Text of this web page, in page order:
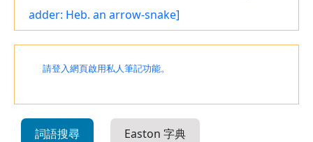
adder: Heb. an arrow-snake]
請登入網頁啟用私人筆記功能。
詞語搜尋 Easton 字典